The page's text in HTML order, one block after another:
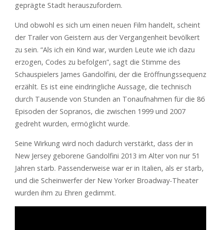
geprägte Stadt herauszufordern.
Und obwohl es sich um einen neuen Film handelt, scheint
der Trailer von Geistern aus der Vergangenheit bevölkert
zu sein. “Als ich ein Kind war, wurden Leute wie ich dazu
erzogen, Codes zu befolgen”, sagt die Stimme des
Schauspielers James Gandolfini, der die Eröffnungssequenz
erzählt. Es ist eine eindringliche Aussage, die technisch
durch Tausende von Stunden an Tonaufnahmen für die 86
Episoden der Sopranos, die zwischen 1999 und 2007
gedreht wurden, ermöglicht wurde.
Seine Wirkung wird noch dadurch verstärkt, dass der in
New Jersey geborene Gandolfini 2013 im Alter von nur 51
Jahren starb. Passenderweise war er in Italien, als er starb,
und die Scheinwerfer der New Yorker Broadway-Theater
wurden ihm zu Ehren gedimmt.